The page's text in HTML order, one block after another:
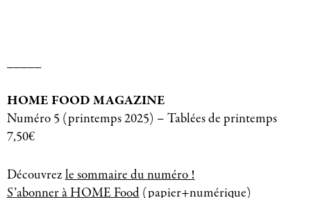
_____
HOME FOOD MAGAZINE
Numéro 5 (printemps 2025) – Tablées de printemps
7,50€
Découvrezle sommaire du numéro !
S’abonner à HOME Food(papier+numérique)